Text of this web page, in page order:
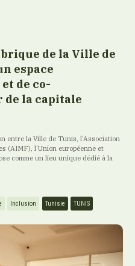
de la Ville de
espace
de co-
la capitale
entre la Ville de Tunis, l’Association
(AIMF), l’Union européenne et
comme un lieu unique dédié à la
Inclusion Tunisie TUNIS